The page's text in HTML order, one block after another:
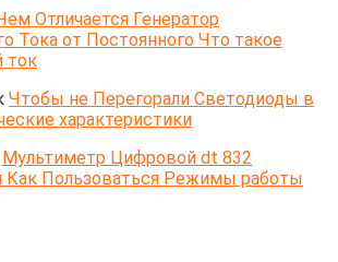
Отличается Генератор
Тока от Постоянного Что такое
ток
Чтобы не Перегорали Светодиоды в
характеристики
Мультиметр Цифровой dt 832
Как Пользоваться Режимы работы